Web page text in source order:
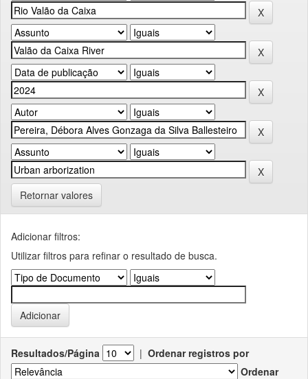
Retornar valores
Adicionar filtros:
Utilizar filtros para refinar o resultado de busca.
Resultados/Página | Ordenar registros por
Ordenar